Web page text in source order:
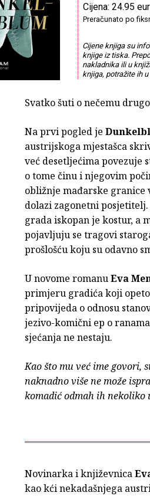
Cijena: 24.95 eur
Preračunato po
Cijene knjiga su
knjige iz tiska.
nakladnika ili u
knjiga, potražite ih
Svatko šuti o nečemu
Na prvi pogled je
austrijskoga mjestašca
već desetljećima povezuje
o tome činu i njegovim
obližnje mađarske granice
dolazi zagonetni
grada iskopan je kostur, a
pojavljuju se tragovi
prošlošću koju su odavno
U novome romanuEva
primjeru gradića koji
pripovijeda o odnosu
jezivo-komični ep o
sjećanja ne nestaju.
Kao što mu već ime govori,
naknadno više ne može
komadić odmah ih nekoliko
Novinarka i književnica
kao kći nekadašnjega